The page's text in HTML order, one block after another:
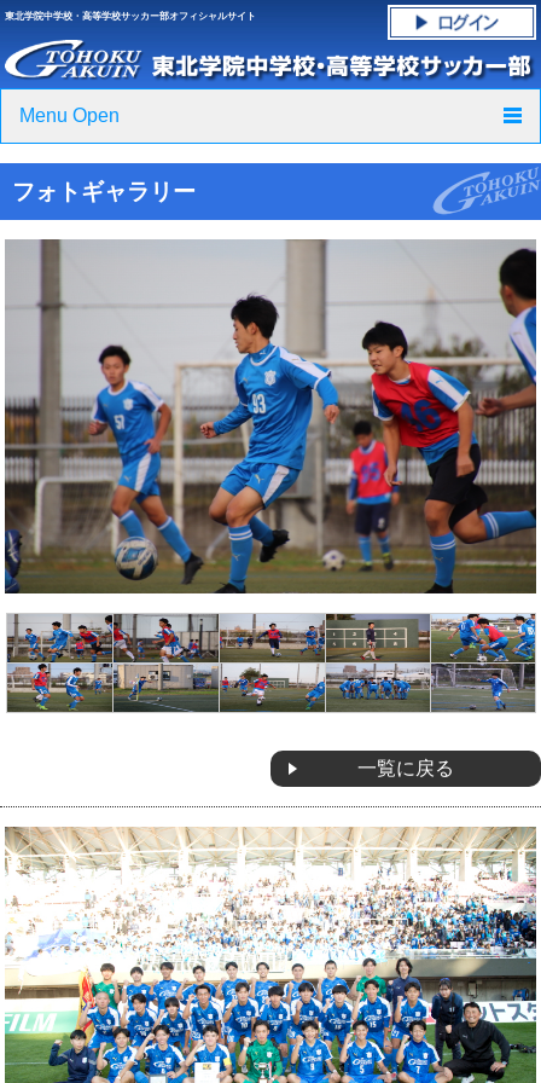
東北学院中学校・高等学校サッカー部オフィシャルサイト
Menu Open
スケジュール
グラウンド・施設紹介
フォトギャラリー
応援グッズご案内
OB会
フォトギャラリー
一覧に戻る